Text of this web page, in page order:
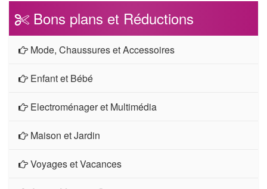
Bons plans et Réductions
Mode, Chaussures et Accessoires
Enfant et Bébé
Electroménager et Multimédia
Maison et Jardin
Voyages et Vacances